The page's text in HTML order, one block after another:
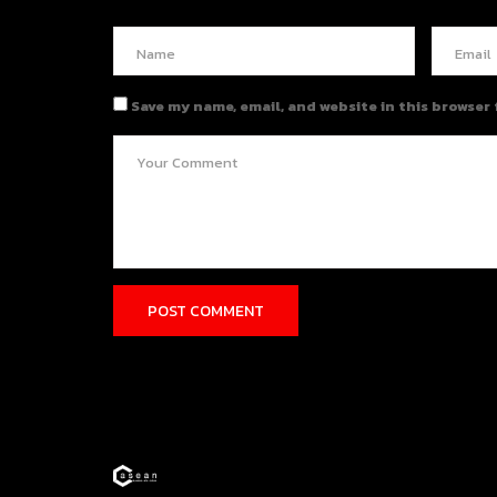
Save my name, email, and website in this